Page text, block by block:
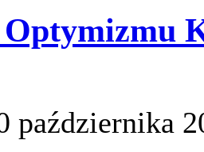
października